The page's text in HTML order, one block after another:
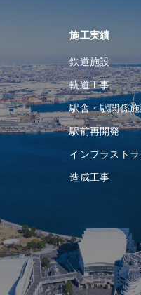
施工実績
鉄道施設
軌道⼯事
駅舎・駅関係施
駅前再開発
インフラスト
造成⼯事